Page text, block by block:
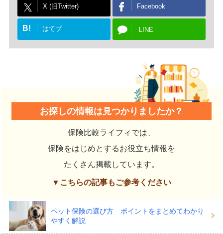
X (旧Twitter) Facebook
B! はてブ LINE
お探しの情報は見つかりましたか？
保険比較ライフィでは、
保険をはじめとするお役立ち情報を
たくさん掲載しています。
▼こちらの記事もご参考ください
ペット保険の選び方 ポイントをまとめてわかり
やすく解説